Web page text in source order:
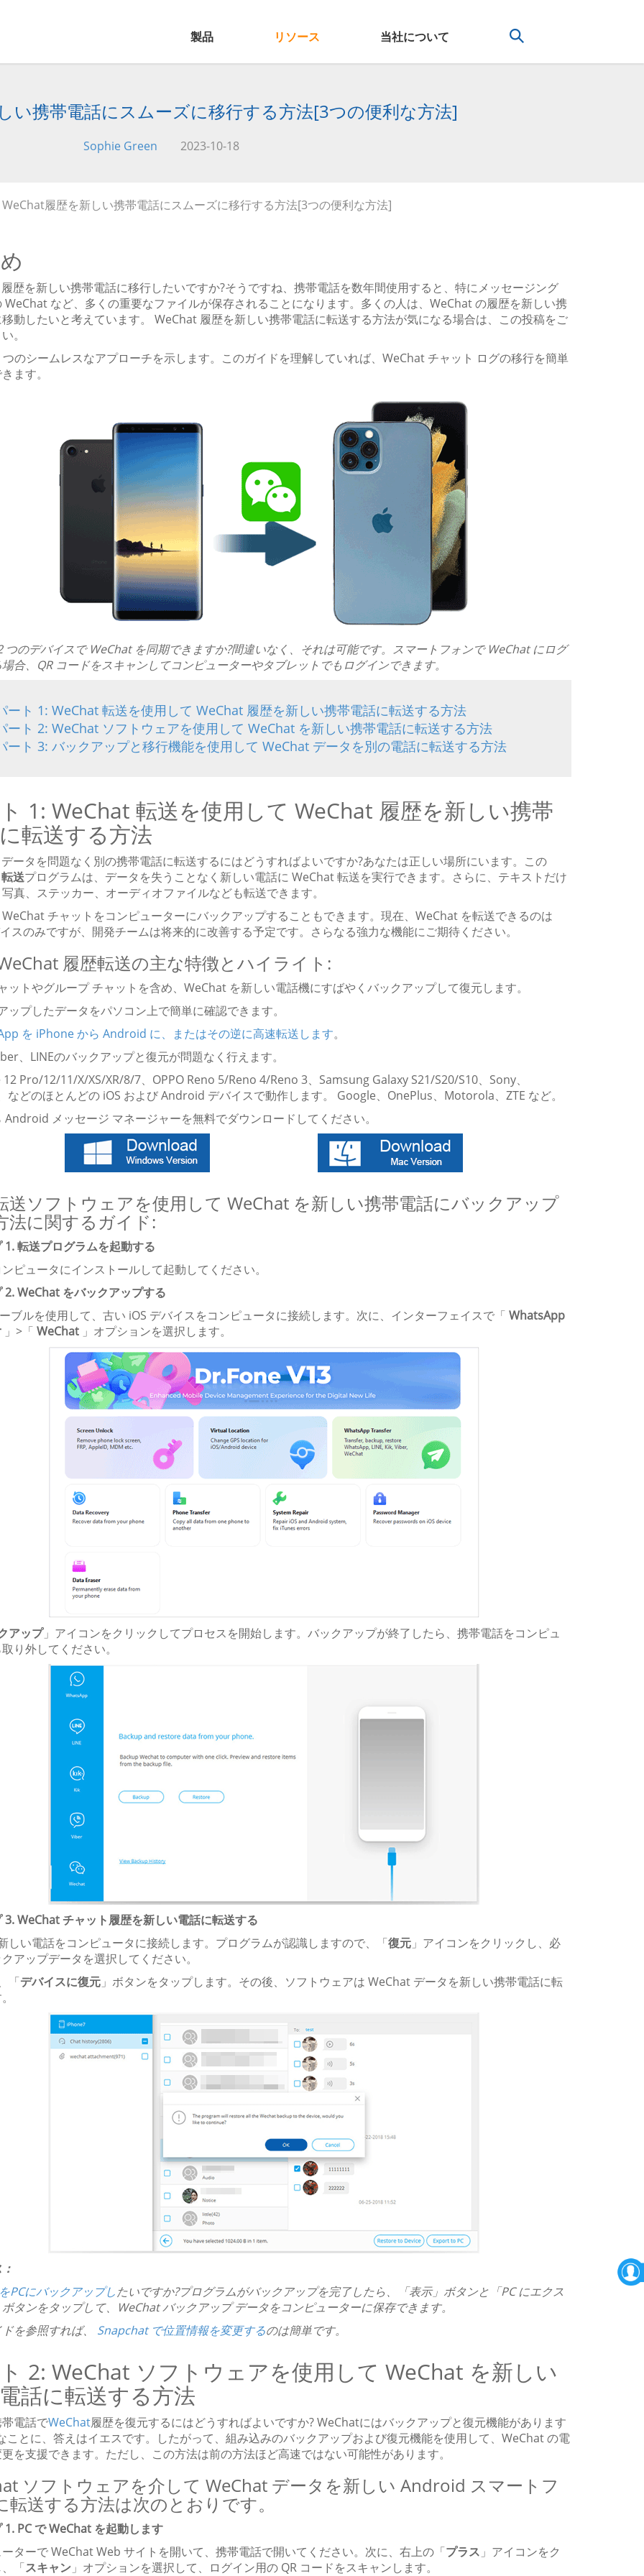
製品 リソース 当社について
い携帯電話にスムーズに移行する方法[3つの便利な方法]
Sophie Green 2023-10-18
WeChat履歴を新しい携帯電話にスムーズに移行する方法[3つの便利な方法]
歴を新しい携帯電話に移行したいですか?そうですね、携帯電話を数年間使用すると、特にメッセージング
WeChat など、多くの重要なファイルが保存されることになります。多くの人は、WeChat の履歴を新しい携
動したいと考えています。 WeChat 履歴を新しい携帯電話に転送する方法が気になる場合は、この投稿をご
。
つのシームレスなアプローチを示します。このガイドを理解していれば、WeChat チャット ログの移行を簡単
ます。
つのデバイスで WeChat を同期できますか?間違いなく、それは可能です。スマートフォンで WeChat にログ
合、QR コードをスキャンしてコンピューターやタブレットでもログインできます。
ート 1: WeChat 転送を使用して WeChat 履歴を新しい携帯電話に転送する方法
ート 2: WeChat ソフトウェアを使用して WeChat を新しい携帯電話に転送する方法
ート 3: バックアップと移行機能を使用して WeChat データを別の電話に転送する方法
1: WeChat 転送を使用して WeChat 履歴を新しい携帯
転送する方法
ータを問題なく別の携帯電話に転送するにはどうすればよいですか?あなたは正しい場所にいます。この
送プログラムは、データを失うことなく新しい電話に WeChat 転送を実行できます。さらに、テキストだけ
真、ステッカー、オーディオファイルなども転送できます。
チャットをコンピューターにバックアップすることもできます。現在、WeChat を転送できるのは
スのみですが、開発チームは将来的に改善する予定です。さらなる強力な機能にご期待ください。
履歴転送の主な特徴とハイライト:
ットやグループ チャットを含め、WeChat を新しい電話機にすばやくバックアップして復元します。
ップしたデータをパソコン上で簡単に確認できます。
を iPhone から Android に、またはその逆に高速転送します。
、LINEのバックアップと復元が問題なく行えます。
Pro/12/11/X/XS/XR/8/7、OPPO Reno 5/Reno 4/Reno 3、Samsung Galaxy S21/S20/S10、Sony、
などのほとんどの iOS および Android デバイスで動作します。 Google、OnePlus、Motorola、ZTE など。
Android メッセージ マネージャーを無料でダウンロードしてください。
送ソフトウェアを使用して WeChat を新しい携帯電話にバックアップ
法に関するガイド:
1. 転送プログラムを起動する
ピュータにインストールして起動してください。
2. WeChat をバックアップする
ブルを使用して、古い iOS デバイスをコンピュータに接続します。次に、インターフェイスで「 WhatsApp
」>「 WeChat 」オプションを選択します。
アップ」アイコンをクリックしてプロセスを開始します。バックアップが終了したら、携帯電話をコンピュ
り外してください。
3. WeChat チャット履歴を新しい電話に転送する
しい電話をコンピュータに接続します。プログラムが認識しますので、「復元 」アイコンをクリックし、必
アップデータを選択してください。
「デバイスに復元 」ボタンをタップします。その後、ソフトウェアは WeChat データを新しい携帯電話に転
PCにバックアップしたいですか?プログラムがバックアップを完了したら、「表示」ボタンと「PC にエクス
タンをタップして、WeChat バックアップ データをコンピューターに保存できます。
を参照すれば、 Snapchat で位置情報を変更するのは簡単です。
2: WeChat ソフトウェアを使用して WeChat を新しい
話に転送する方法
電話でWeChat履歴を復元するにはどうすればよいですか? WeChatにはバックアップと復元機能があります
ことに、答えはイエスです。したがって、組み込みのバックアップおよび復元機能を使用して、WeChat の電
を支援できます。ただし、この方法は前の方法ほど高速ではない可能性があります。
ソフトウェアを介して WeChat データを新しい Android スマートフ
転送する方法は次のとおりです。
1. PC で WeChat を起動します
ターで WeChat Web サイトを開いて、携帯電話で開いてください。次に、右上の「プラス 」アイコンをク
「スキャン 」オプションを選択して、ログイン用の QR コードをスキャンします。